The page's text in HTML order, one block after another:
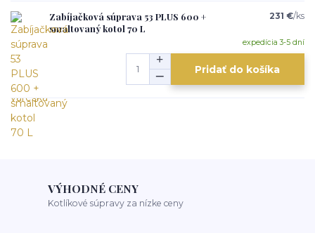
Zabíjačková súprava 53 PLUS 600 +
smaltovaný kotol 70 L
231 €/ks
expedícia 3-5 dní
Pridať do košíka
VÝHODNÉ CENY
Kotlíkové súpravy za nízke ceny